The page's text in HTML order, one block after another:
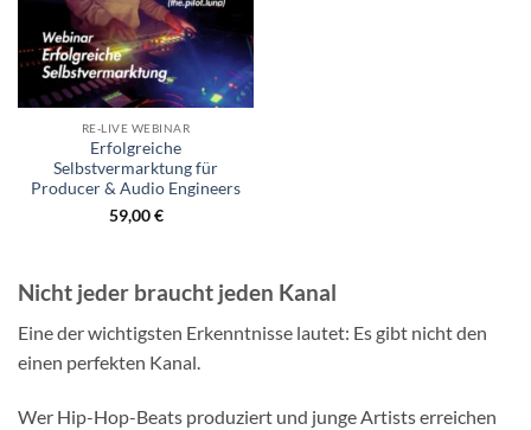
RE-LIVE WEBINAR
Erfolgreiche
Selbstvermarktung für
Producer & Audio Engineers
59,00€
Nicht jeder braucht jeden Kanal
Eine der wichtigsten Erkenntnisse lautet: Es gibt nicht den
einen perfekten Kanal.
Wer Hip-Hop-Beats produziert und junge Artists erreichen